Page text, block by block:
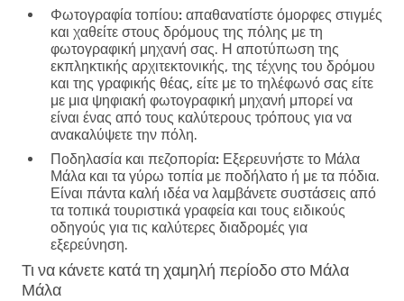
Φωτογραφία τοπίου: απαθανατίστε όμορφες στιγμές
και χαθείτε στους δρόμους της πόλης με τη
φωτογραφική μηχανή σας. Η αποτύπωση της
εκπληκτικής αρχιτεκτονικής, της τέχνης του δρόμου
και της γραφικής θέας, είτε με το τηλέφωνό σας είτε
με μια ψηφιακή φωτογραφική μηχανή μπορεί να
είναι ένας από τους καλύτερους τρόπους για να
ανακαλύψετε την πόλη.
Ποδηλασία και πεζοπορία: Εξερευνήστε το Μάλα
Μάλα και τα γύρω τοπία με ποδήλατο ή με τα πόδια.
Είναι πάντα καλή ιδέα να λαμβάνετε συστάσεις από
τα τοπικά τουριστικά γραφεία και τους ειδικούς
οδηγούς για τις καλύτερες διαδρομές για
εξερεύνηση.
Τι να κάνετε κατά τη χαμηλή περίοδο στο Μάλα
Μάλα